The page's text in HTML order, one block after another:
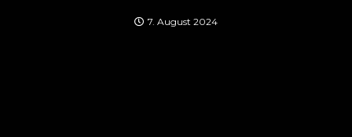
7. August 2024